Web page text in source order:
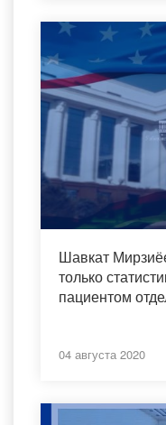
Шавкат
только
пациентом
04 августа 2020